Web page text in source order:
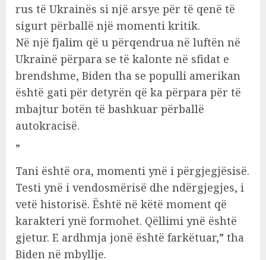
rus të Ukrainës si një arsye për të qenë të
sigurt përballë një momenti kritik.
Në një fjalim që u përqendrua në luftën në
Ukrainë përpara se të kalonte në sfidat e
brendshme, Biden tha se populli amerikan
është gati për detyrën që ka përpara për të
mbajtur botën të bashkuar përballë
autokracisë.
”
Tani është ora, momenti ynë i përgjegjësisë.
Testi ynë i vendosmërisë dhe ndërgjegjes, i
vetë historisë. Është në këtë moment që
karakteri ynë formohet. Qëllimi ynë është
gjetur. E ardhmja jonë është farkëtuar,” tha
Biden në mbyllje.